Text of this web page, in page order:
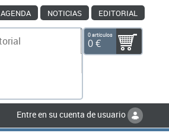
AGENDA NOTICIAS EDITORIAL
0 artículos
0 €
Entre en su cuenta de usuario